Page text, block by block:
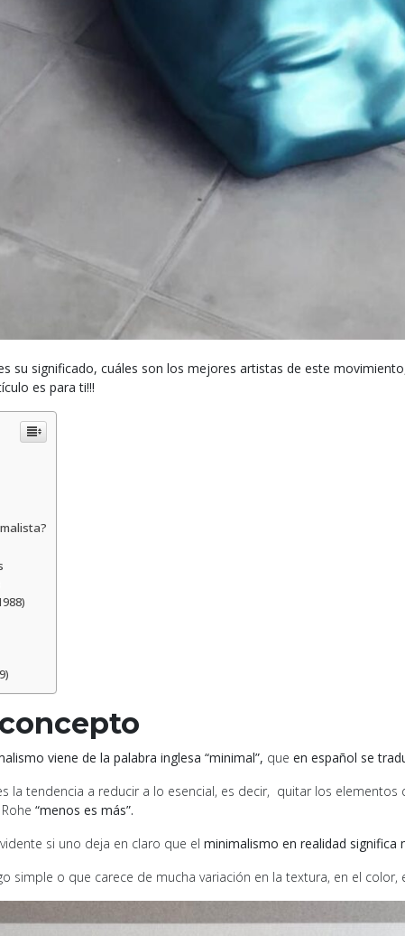
su significado, cuáles son los mejores artistas de este
es para ti!!!
viene de la palabra inglesa “minimal”, que en español se
la tendencia a reducir a lo esencial, es decir, quitar los elementos
“menos es más”.
si uno deja en claro que el minimalismo en realidad significa
simple o que carece de mucha variación en la textura, en el color,